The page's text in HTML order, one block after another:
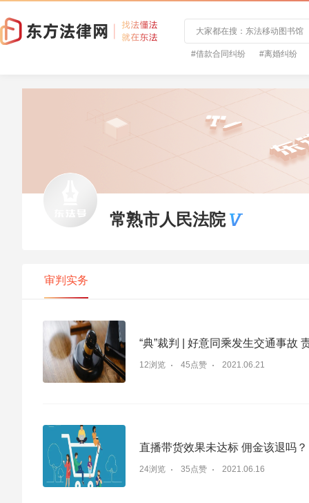
#借款合同纠纷 #离婚纠纷
常熟市人民法院
审判实务
“典”裁判 | 好意同乘发生交通事故
12浏览 45点赞 2021.06.21
直播带货效果未达标 佣金该退吗？
24浏览 35点赞 2021.06.16